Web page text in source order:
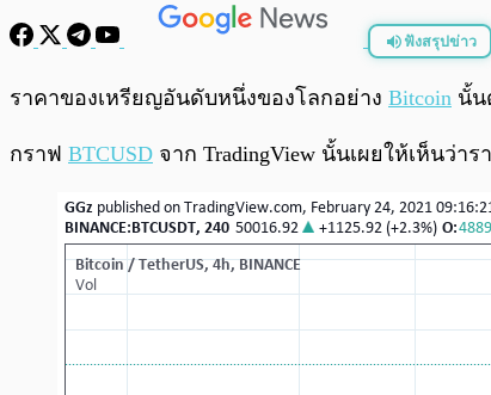
ฟังสรุปข่าว
พร้อมเล่น
ราคาของเหรียญอันดับหนึ่งของโลกอย่าง Bitcoin นั้น
กราฟ BTCUSD จาก TradingView นั้นเผยให้เห็นว่าร